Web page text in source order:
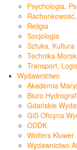
Psychologia,
Religia
Socjologia
Sztuka, Kultura
Technika
Transport,
Wydawnictwo
Akademia
Biuro
Gdańskie
GiS Oficyna
ODDK
Wolters Kluwer
Wydawnictwo